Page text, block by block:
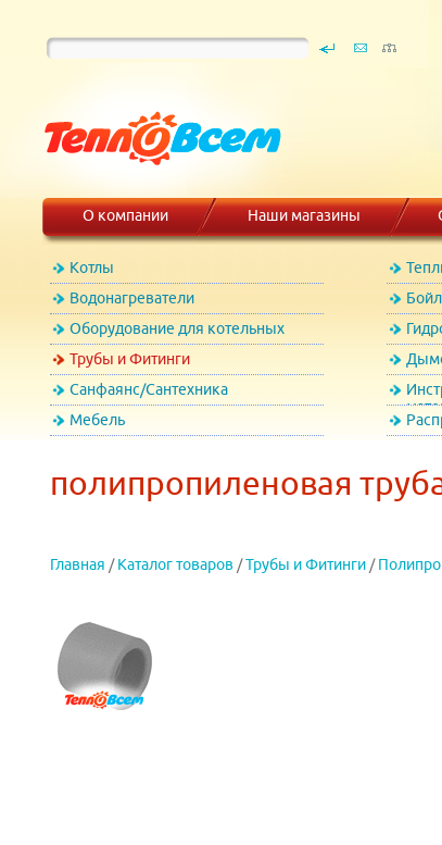
О компании Наши магазины
Котлы
Водонагреватели
Оборудование для котельных
Трубы и Фитинги
Санфаянс/Сантехника
Мебель
полипропиленовая
Главная / Каталог товаров /Трубы и Фитинги /